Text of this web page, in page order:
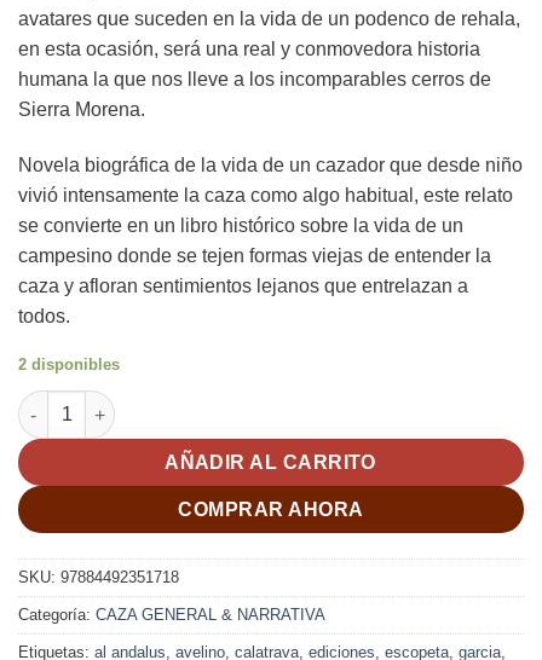
avatares que suceden en la vida de un podenco de rehala,
en esta ocasión, será una real y conmovedora historia
humana la que nos lleve a los incomparables cerros de
Sierra Morena.
Novela biográfica de la vida de un cazador que desde niño
vivió intensamente la caza como algo habitual, este relato
se convierte en un libro histórico sobre la vida de un
campesino donde se tejen formas viejas de entender la
caza y afloran sentimientos lejanos que entrelazan a
todos.
2 disponibles
SIEMPRE CON LA ESCOPETA AL HOMBRO; Ruiz Calatrava,
AÑADIR AL CARRITO
COMPRAR AHORA
SKU: 97884492351718
Categoría: CAZA GENERAL & NARRATIVA
Etiquetas: al andalus, avelino, calatrava, ediciones, escopeta, garcia,